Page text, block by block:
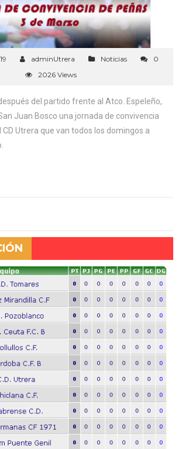
adminUtrera Noticias
0
2026 Views
del partido frente al Atco. Espeleño,
Juan Bosco una jornada de convivencia
Utrera que van todos los domingos a